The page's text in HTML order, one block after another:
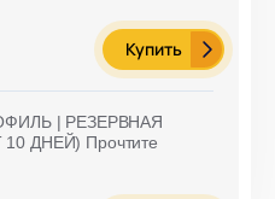
Купить
| РЕЗЕРВНАЯ
ДНЕЙ) Прочтите